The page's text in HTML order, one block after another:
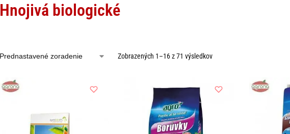
Hnojivá biologické
Zobrazených 1–16 z 71 výsledkov